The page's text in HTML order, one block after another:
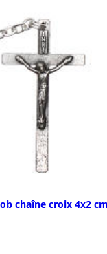
chaîne croix 4x2